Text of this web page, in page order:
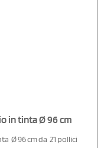
in tinta Ø 96 cm
Ø 96 cm da 21 pollici